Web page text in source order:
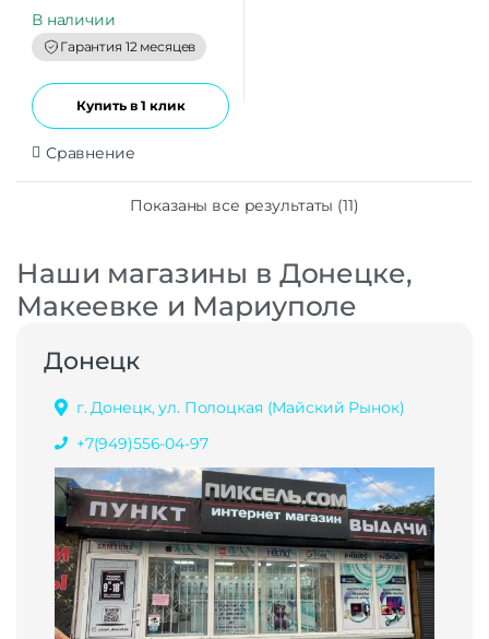
t
o
f
5
В наличии
Гарантия 12 месяцев
Купить в 1 клик
Сравнение
Показаны все результаты (11)
Наши магазины в Донецке,
Макеевке и Мариуполе
Донецк
г. Донецк, ул. Полоцкая (Майский Рынок)
+7(949)556-04-97